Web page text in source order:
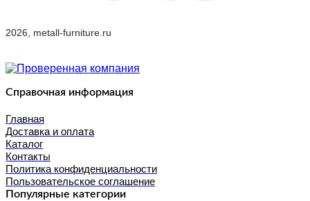
2026, metall-furniture.ru
Справочная информация
Главная
Доставка и оплата
Каталог
Контакты
Политика конфиденциальности
Пользовательское соглашение
Популярные категории